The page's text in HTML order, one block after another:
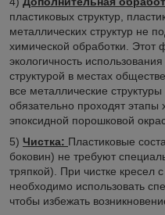
пластиковых структур,
металлических структур не
химической обработки. Этот
экологичность
структурой в местах
все металлические
обязательно проходят этапы
эпоксидной порошковой
5) Чистка: Пластиковые
боковин) не требуют
тряпкой). При чистке кресел
необходимо использовать
чтобы избежать